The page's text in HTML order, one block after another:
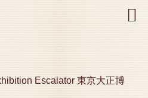
Escalator 東京大正博